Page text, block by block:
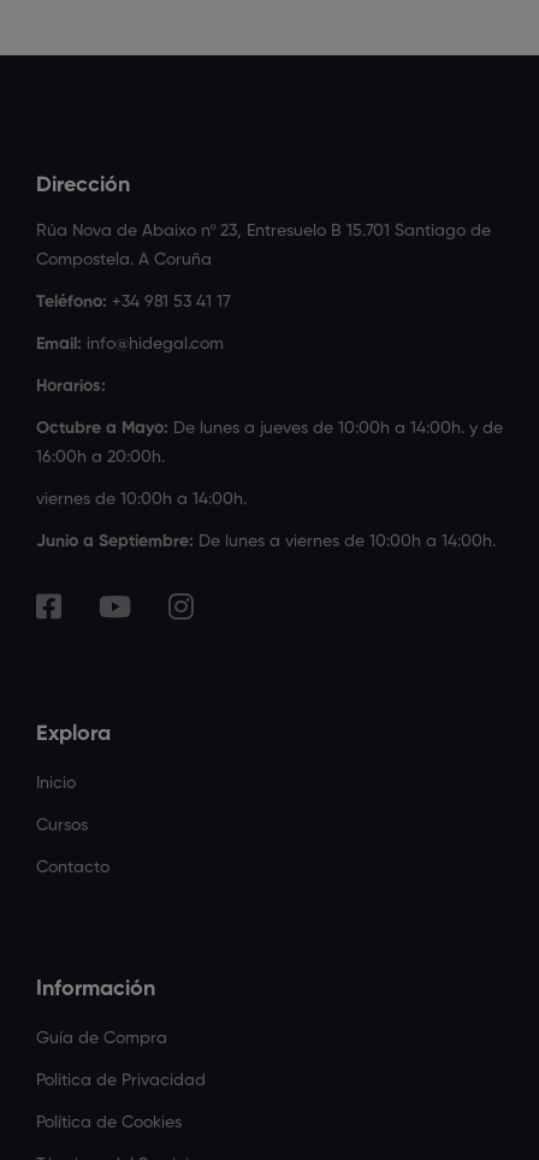
Dirección
Rúa Nova de Abaixo nº 23, Entresuelo B 15.701 Santiago de
Compostela. A Coruña
Teléfono: +34 981 53 41 17
Email: info@hidegal.com
Horarios:
Octubre a Mayo: De lunes a jueves de 10:00h a 14:00h. y de
16:00h a 20:00h.
viernes de 10:00h a 14:00h.
Junio a Septiembre: De lunes a viernes de 10:00h a 14:00h.
Explora
Inicio
Cursos
Contacto
Información
Guía de Compra
Política de Privacidad
Política de Cookies